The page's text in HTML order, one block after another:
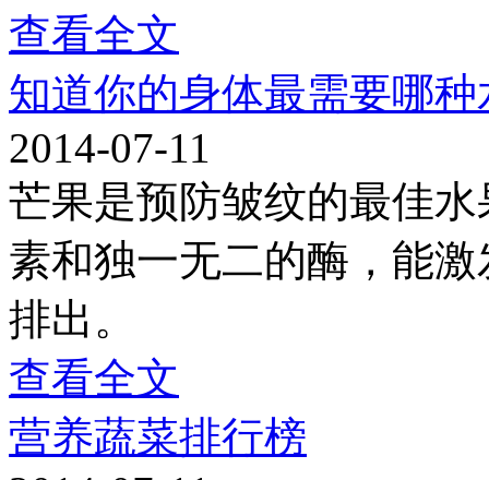
查看全文
知道你的身体最需要哪
2014-07-11
芒果是预防皱纹的最佳
素和独一无二的酶，能
排出。
查看全文
营养蔬菜排行榜